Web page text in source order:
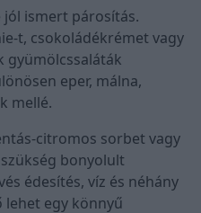
jól ismert párosítás.
t, csokoládékrémet vagy
gyümölcssaláták
eper, málna,
mellé.
citromos sorbet vagy
bonyolult
édesítés, víz és néhány
lehet egy könnyű